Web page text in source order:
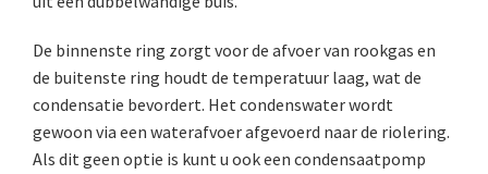
De binnenste ring zorgt voor de afvoer van rookgas en
de buitenste ring houdt de temperatuur laag, wat de
condensatie bevordert. Het condenswater wordt
gewoon via een waterafvoer afgevoerd naar de riolering.
Als dit geen optie is kunt u ook een condensaatpomp